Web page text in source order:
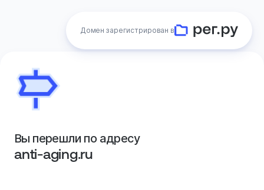
Домен зарегистрирован в
Вы перешли по адресу
anti-aging.ru